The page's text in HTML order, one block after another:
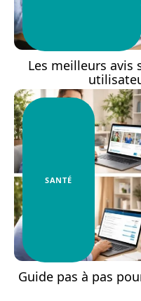
Les meilleurs avis
SANTÉ
Guide pas à pas